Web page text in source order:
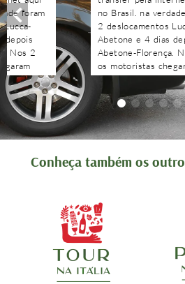
foram
Lucca-
depois
Nos 2
no Brasil. na
2 deslocamentos
Abetone e 4 dias
Abetone-Florença.
os motoristas
antes do horário
combinado, nos
e foram muito
Ótimo trabalho.
contratar sem
Conheça também os